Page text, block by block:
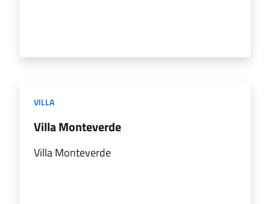
VILLA
Villa Monteverde
Villa Monteverde